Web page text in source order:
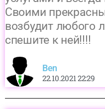
Своими
возбудит любого
спешите к ней!!!!
Ben
22.10.2021 22:29